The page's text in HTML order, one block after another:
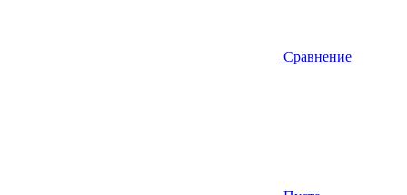
Сравнение